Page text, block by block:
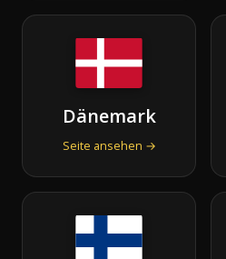
Dänemark
Seite ansehen →